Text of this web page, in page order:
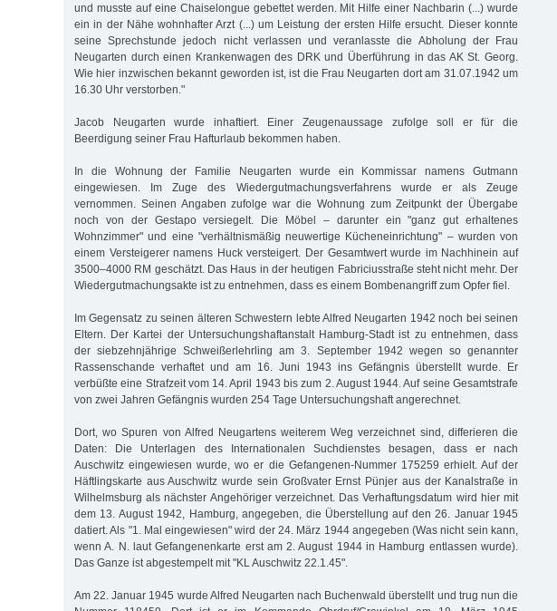
und musste auf eine Chaise­longue gebettet werden. Mit Hilfe einer Nachbarin (...) wurde
ein in der Nähe wohnhafter Arzt (...) um Leistung der ersten Hilfe ersucht. Dieser konnte
seine Sprechstunde jedoch nicht verlassen und veranlasste die Abholung der Frau
Neugarten durch einen Krankenwagen des DRK und Überführung in das AK St. Georg.
Wie hier inzwischen bekannt geworden ist, ist die Frau Neugarten dort am 31.07.1942 um
16.30 Uhr verstorben."
Jacob Neugarten wurde inhaftiert. Einer Zeugenaussage zufolge soll er für die
Beerdigung seiner Frau Hafturlaub bekommen haben.
In die Wohnung der Familie Neugarten wurde ein Kommissar namens Gutmann
eingewiesen. Im Zuge des Wiedergutmachungsverfahrens wurde er als Zeuge
vernommen. Seinen Angaben zufolge war die Wohnung zum Zeitpunkt der Übergabe
noch von der Gestapo versiegelt. Die Möbel – darunter ein "ganz gut erhaltenes
Wohnzimmer" und eine "verhältnismäßig neuwertige Kücheneinrichtung" – wurden von
einem Versteigerer namens Huck versteigert. Der Gesamtwert wurde im Nachhinein auf
3500–4000 RM geschätzt. Das Haus in der heutigen Fabriciusstraße steht nicht mehr. Der
Wiedergutmachungsakte ist zu entnehmen, dass es einem Bombenangriff zum Opfer fiel.
Im Gegensatz zu seinen älteren Schwestern lebte Alfred Neugarten 1942 noch bei seinen
Eltern. Der Kartei der Untersuchungshaftanstalt Hamburg-Stadt ist zu entnehmen, dass
der siebzehnjährige Schweißerlehrling am 3. September 1942 wegen so genannter
Rassenschande verhaftet und am 16. Juni 1943 ins Gefängnis überstellt wurde. Er
verbüßte eine Strafzeit vom 14. April 1943 bis zum 2. August 1944. Auf seine Gesamtstrafe
von zwei Jahren Gefängnis wurden 254 Tage Untersuchungshaft angerechnet.
Dort, wo Spuren von Alfred Neugartens weiterem Weg verzeichnet sind, differieren die
Daten: Die Unterlagen des Internationalen Suchdienstes besagen, dass er nach
Auschwitz eingewiesen wurde, wo er die Gefangenen-Nummer 175259 erhielt. Auf der
Häftlingskarte aus Auschwitz wurde sein Großvater Ernst Pünjer aus der Kanalstraße in
Wilhelmsburg als nächster Angehöriger verzeichnet. Das Verhaftungsdatum wird hier mit
dem 13. August 1942, Hamburg, angegeben, die Überstellung auf den 26. Januar 1945
datiert. Als "1. Mal eingewiesen" wird der 24. März 1944 angegeben (Was nicht sein kann,
wenn A. N. laut Gefangenenkarte erst am 2. August 1944 in Hamburg entlassen wurde).
Das Ganze ist abgestempelt mit "KL Ausch­witz 22.1.45".
Am 22. Januar 1945 wurde Alfred Neugarten nach Buchenwald überstellt und trug nun die